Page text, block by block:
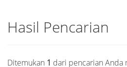
Hasil Pencarian
Ditemukan 1 dari pencarian Anda